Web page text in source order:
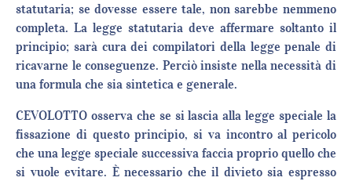
statutaria; se dovesse essere tale, non sarebbe nemmeno
completa. La legge statutaria deve affermare soltanto il
principio; sarà cura dei compilatori della legge penale di
ricavarne le conseguenze. Perciò insiste nella necessità di
una formula che sia sintetica e generale.
CEVOLOTTO osserva che se si lascia alla legge speciale la
fissazione di questo principio, si va incontro al pericolo
che una legge speciale successiva faccia proprio quello che
si vuole evitare. È necessario che il divieto sia espresso